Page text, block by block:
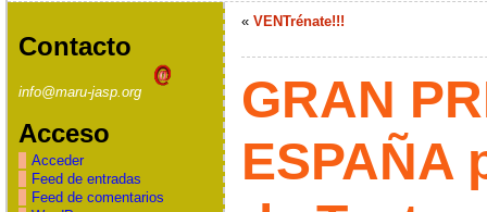
Contacto
info@maru-jasp.org
Acceso
Acceder
Feed de entradas
Feed de comentarios
« VENTrénate!!!
GRAN
ESPAÑA